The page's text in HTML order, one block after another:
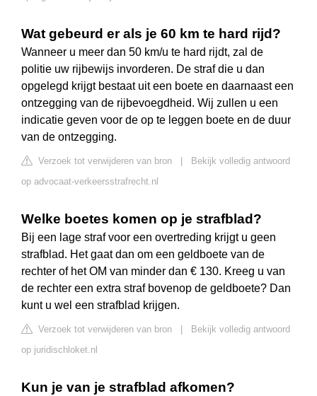
Wat gebeurd er als je 60 km te hard rijd?
Wanneer u meer dan 50 km/u te hard rijdt, zal de
politie uw rijbewijs invorderen. De straf die u dan
opgelegd krijgt bestaat uit een boete en daarnaast een
ontzegging van de rijbevoegdheid. Wij zullen u een
indicatie geven voor de op te leggen boete en de duur
van de ontzegging.
Verzoek tot verwijderen van bron
Bekijk volledig antwoord
op advocaat-verkeersstrafrecht.nl
Welke boetes komen op je strafblad?
Bij een lage straf voor een overtreding krijgt u geen
strafblad. Het gaat dan om een geldboete van de
rechter of het OM van minder dan € 130. Kreeg u van
de rechter een extra straf bovenop de geldboete? Dan
kunt u wel een strafblad krijgen.
Verzoek tot verwijderen van bron
Bekijk volledig antwoord
op juridischloket.nl
Kun je van je strafblad afkomen?